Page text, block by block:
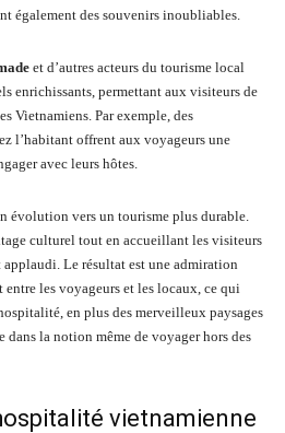
également des souvenirs inoubliables.
et d’autres acteurs du tourisme local
enrichissants, permettant aux visiteurs de
Vietnamiens. Par exemple, des
l’habitant offrent aux voyageurs une
avec leurs hôtes.
évolution vers un tourisme plus durable.
culturel tout en accueillant les visiteurs
Le résultat est une admiration
les voyageurs et les locaux, ce qui
en plus des merveilleux paysages
la notion même de voyager hors des
vietnamienne